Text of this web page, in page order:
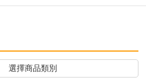
選擇商品類別